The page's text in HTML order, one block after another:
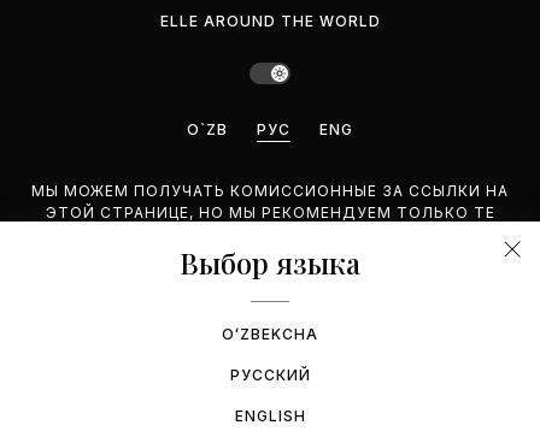
ELLE AROUND THE WORLD
O`ZB РУС ENG
МЫ МОЖЕМ ПОЛУЧАТЬ КОМИССИОННЫЕ ЗА ССЫЛКИ НА
ЭТОЙ СТРАНИЦЕ, НО МЫ РЕКОМЕНДУЕМ ТОЛЬКО ТЕ
©2026 GEMINA PUBLISHING LLC. BCE ПРАВА ЗАЩИЩЕНЫ.
Выбор языка
OʻZBEKCHA
РУССКИЙ
ENGLISH